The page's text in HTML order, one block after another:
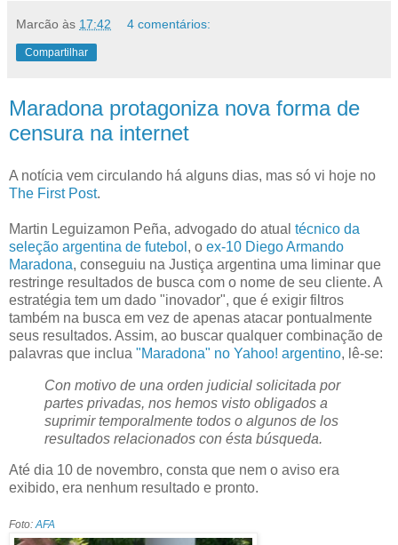
Marcão às 17:42 4 comentários:
Compartilhar
Maradona protagoniza nova forma de
censura na internet
A notícia vem circulando há alguns dias, mas só vi hoje no
The First Post.
Martin Leguizamon Peña, advogado do atual técnico da
seleção argentina de futebol , o ex-10 Diego Armando
Maradona, conseguiu na Justiça argentina uma liminar que
restringe resultados de busca com o nome de seu cliente. A
estratégia tem um dado "inovador", que é exigir filtros
também na busca em vez de apenas atacar pontualmente
seus resultados. Assim, ao buscar qualquer combinação de
palavras que inclua "Maradona" no Yahoo! argentino, lê-se:
Con motivo de una orden judicial solicitada por
partes privadas, nos hemos visto obligados a
suprimir temporalmente todos o algunos de los
resultados relacionados con ésta búsqueda.
Até dia 10 de novembro, consta que nem o aviso era
exibido, era nenhum resultado e pronto.
Foto:AFA